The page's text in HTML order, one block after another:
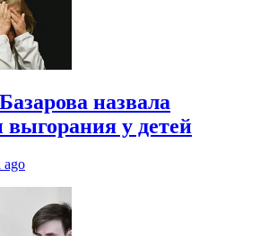
назвала
у детей
ago